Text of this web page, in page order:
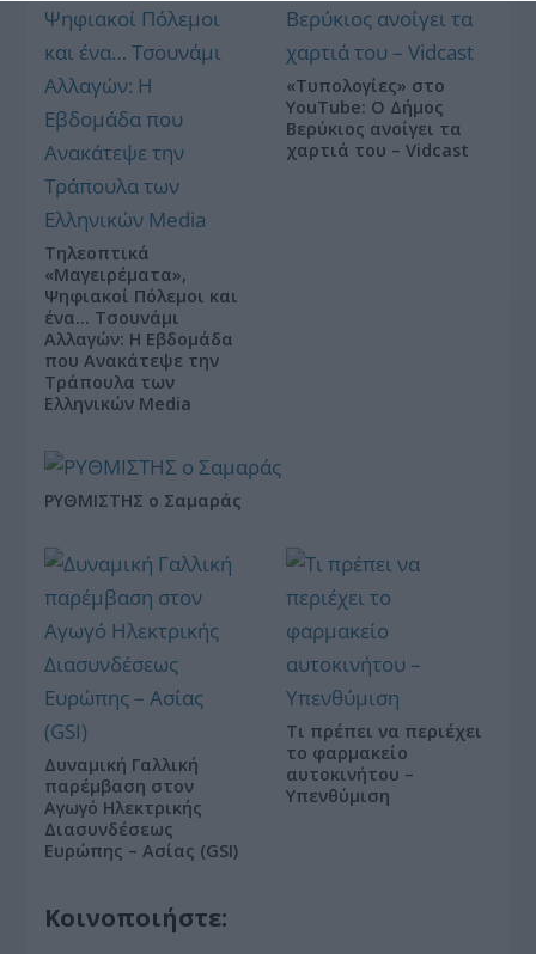
Τηλεοπτικά
«Μαγειρέματα»,
Ψηφιακοί Πόλεμοι και
ένα… Τσουνάμι
Αλλαγών: Η Εβδομάδα
που Ανακάτεψε την
Τράπουλα των
Ελληνικών Media
«Τυπολογίες» στο
YouTube: Ο Δήμος
Βερύκιος ανοίγει τα
χαρτιά του – Vidcast
ΡΥΘΜΙΣΤΗΣ ο Σαμαράς
Δυναμική Γαλλική
παρέμβαση στον
Αγωγό Ηλεκτρικής
Διασυνδέσεως
Ευρώπης – Ασίας (GSI)
Τι πρέπει να περιέχει
το φαρμακείο
αυτοκινήτου –
Υπενθύμιση
Κοινοποιήστε: